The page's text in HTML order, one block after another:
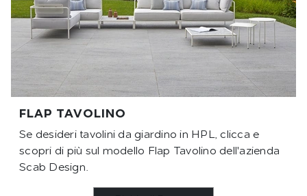
FLAP TAVOLINO
Se desideri tavolini da giardino in HPL, clicca e
scopri di più sul modello Flap Tavolino dell'azienda
Scab Design.